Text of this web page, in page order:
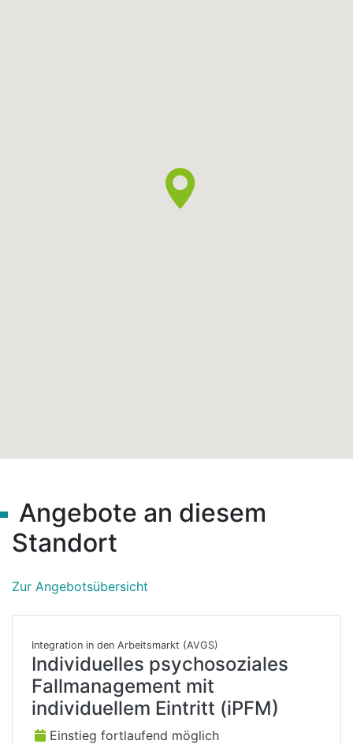
Angebote an diesem
Standort
Zur Angebotsübersicht
Integration in den Arbeitsmarkt (AVGS)
Individuelles psychosoziales
Fallmanagement mit
individuellem Eintritt (iPFM)
Einstieg fortlaufend möglich